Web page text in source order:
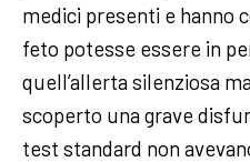
medici presenti e hanno
feto potesse essere in
quell’allerta silenziosa
scoperto una grave
test standard non